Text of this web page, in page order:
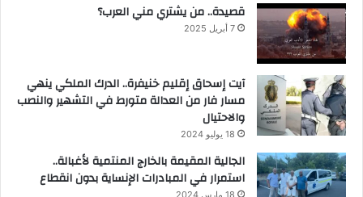
قصيدة.. من يشتري مني العرب؟
7 أبريل 2025
آيت إسحاق إقليم خنيفرة.. الدرك الملكي ينهي
مسار فار من العدالة متورط في التشهير والنصب
والاحتيال
18 يوليو 2024
الجالية المقيمة بالخارج المنتمية لأغبالة..
استمرار في المبادرات الإنساية بدون انقطاع
18 مارس 2024